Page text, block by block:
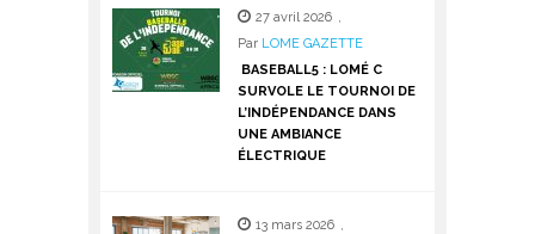
27 avril 2026 ,
Par LOME GAZETTE
BASEBALL5 : LOMÉ C
SURVOLE LE TOURNOI DE
L’INDÉPENDANCE DANS
UNE AMBIANCE
ÉLECTRIQUE
13 mars 2026 ,